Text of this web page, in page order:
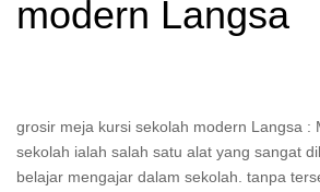
modern Langsa
grosir meja kursi sekolah modern Langsa :
sekolah ialah salah satu alat yang sangat
belajar mengajar dalam sekolah. tanpa